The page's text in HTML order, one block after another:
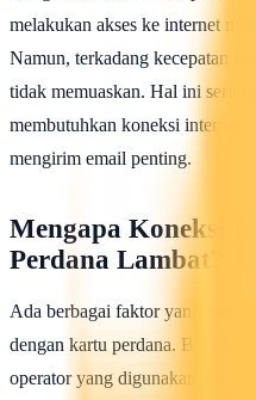
melakukan akses ke internet
Namun, terkadang kecepatan
tidak memuaskan. Hal ini
membutuhkan koneksi internet
mengirim email penting.
Mengapa Koneksi
Perdana Lambat?
Ada berbagai faktor yang
dengan kartu perdana.
operator yang digunakan,